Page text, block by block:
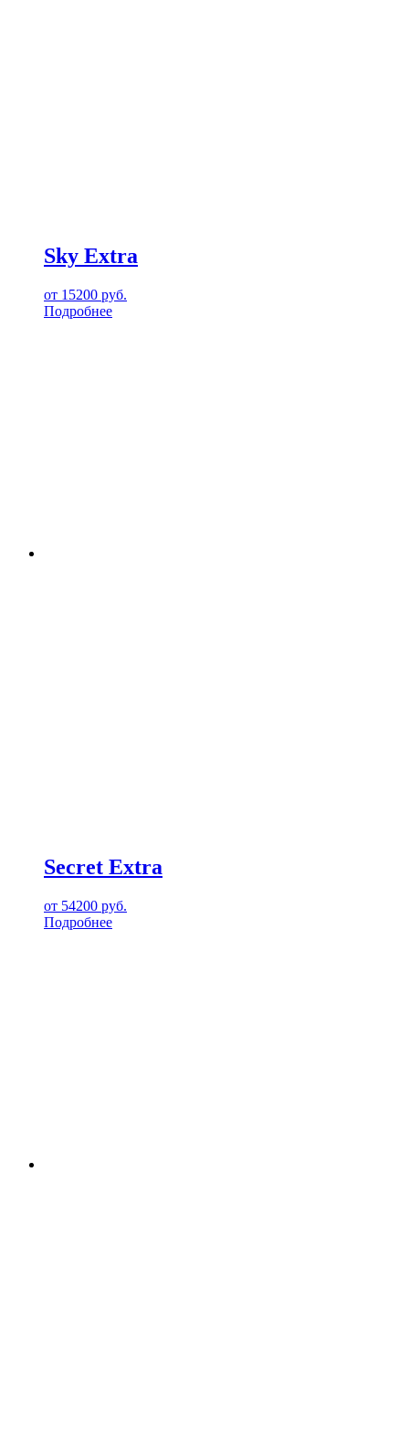
Sky Extra
от 15200 руб.
Подробнее
Secret Extra
от 54200 руб.
Подробнее